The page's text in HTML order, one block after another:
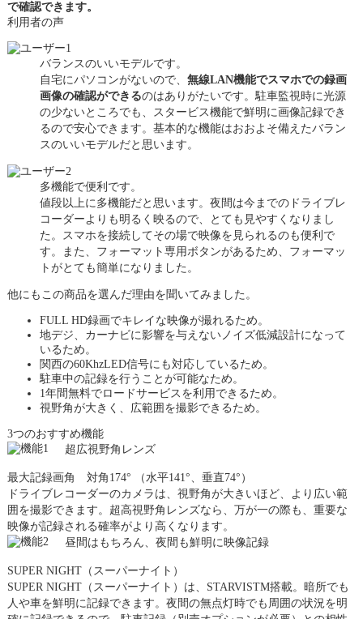
で確認できます。
利用者の声
バランスのいいモデルです。
自宅にパソコンがないので、 無線LAN機能でスマホでの録画
画像の確認ができるのはありがたいです。駐車監視時に光源
の少ないところでも、スタービス機能で鮮明に画像記録でき
るので安心できます。基本的な機能はおおよそ備えたバラン
スのいいモデルだと思います。
多機能で便利です。
値段以上に多機能だと思います。夜間は今までのドライブレ
コーダーよりも明るく映るので、とても見やすくなりまし
た。スマホを接続してその場で映像を見られるのも便利で
す。また、フォーマット専用ボタンがあるため、フォーマッ
トがとても簡単になりました。
他にもこの商品を選んだ理由を聞いてみました。
FULL HD録画でキレイな映像が撮れるため。
地デジ、カーナビに影響を与えないノイズ低減設計になって
いるため。
関西の60KhzLED信号にも対応しているため。
駐車中の記録を行うことが可能なため。
1年間無料でロードサービスを利用できるため。
視野角が大きく、広範囲を撮影できるため。
3つのおすすめ機能
超広視野角レンズ
最大記録画角 対角174° （水平141°、垂直74°）
ドライブレコーダーのカメラは、視野角が大きいほど、より広い範
囲を撮影できます。超高視野角レンズなら、万が一の際も、重要な
映像が記録される確率がより高くなります。
昼間はもちろん、夜間も鮮明に映像記録
SUPER NIGHT（スーパーナイト）
SUPER NIGHT（スーパーナイト）は、STARVISTM搭載。暗所でも
人や車を鮮明に記録できます。夜間の無点灯時でも周囲の状況を明